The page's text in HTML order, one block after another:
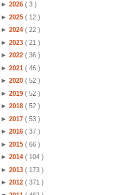
► 2026 ( 3 )
► 2025 ( 12 )
► 2024 ( 22 )
► 2023 ( 21 )
► 2022 ( 36 )
► 2021 ( 46 )
► 2020 ( 52 )
► 2019 ( 52 )
► 2018 ( 52 )
► 2017 ( 53 )
► 2016 ( 37 )
► 2015 ( 66 )
► 2014 ( 104 )
► 2013 ( 173 )
► 2012 ( 371 )